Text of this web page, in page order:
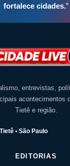
fortalece cidades.”
entrevistas,
acontecimentos
Tietê e região.
• São Paulo
EDITORIAS